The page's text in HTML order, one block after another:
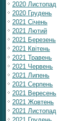
2020 Листопад
2020 Грудень
2021 Січень
2021 Лютий
2021 Березень
2021 Квітень
2021 Травень
2021 Червень
2021 Липень
2021 Серпень
2021 Вересень
2021 Жовтень
2021 Листопад